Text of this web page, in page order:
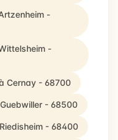
-
-
Cernay - 68700
- 68500
- 68400